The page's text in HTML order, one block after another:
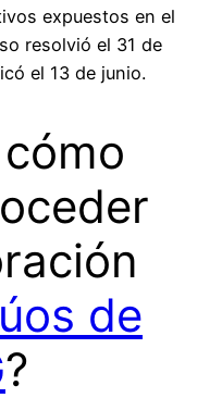
expuestos en el
resolvió el 31 de
el 13 de junio.
de
?